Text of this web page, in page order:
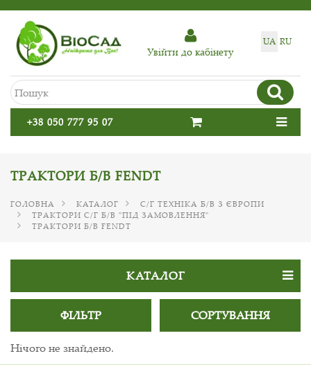
UA RU
Увiйти до кабiнету
+38 050 777 95 07
ТРАКТОРИ Б/В FENDT
ГОЛОВНА КАТАЛОГ
С/Г ТЕХНІКА Б/В З ЄВРОПИ
ТРАКТОРИ С/Г Б/В "ПІД ЗАМОВЛЕННЯ"
ТРАКТОРИ Б/В FENDT
КАТАЛОГ
ФІЛЬТР СОРТУВАННЯ
Нічого не знайдено.